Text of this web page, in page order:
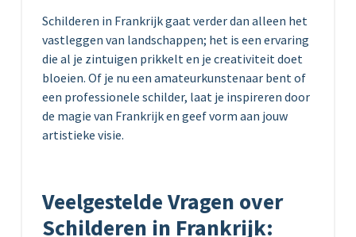
Schilderen in Frankrijk gaat verder dan alleen het
vastleggen van landschappen; het is een ervaring
die al je zintuigen prikkelt en je creativiteit doet
bloeien. Of je nu een amateurkunstenaar bent of
een professionele schilder, laat je inspireren door
de magie van Frankrijk en geef vorm aan jouw
artistieke visie.
Veelgestelde Vragen over
Schilderen in Frankrijk: